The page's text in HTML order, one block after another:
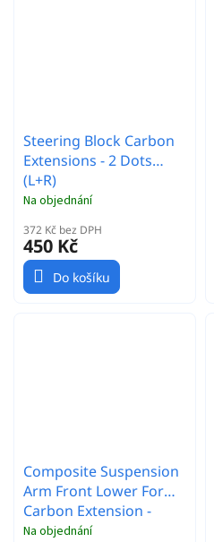
Steering Block Carbon
Extensions - 2 Dots
(L+R)
Na objednání
372 Kč bez DPH
450 Kč
Do košíku
Composite Suspension
Arm Front Lower For
Carbon Extension -
Hard
Na objednání